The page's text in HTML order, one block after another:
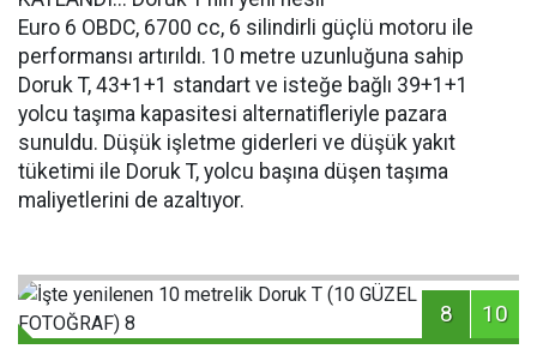
Euro 6 OBDC, 6700 cc, 6 silindirli güçlü motoru ile
performansı artırıldı. 10 metre uzunluğuna sahip
Doruk T, 43+1+1 standart ve isteğe bağlı 39+1+1
yolcu taşıma kapasitesi alternatifleriyle pazara
sunuldu. Düşük işletme giderleri ve düşük yakıt
tüketimi ile Doruk T, yolcu başına düşen taşıma
maliyetlerini de azaltıyor.
8 10